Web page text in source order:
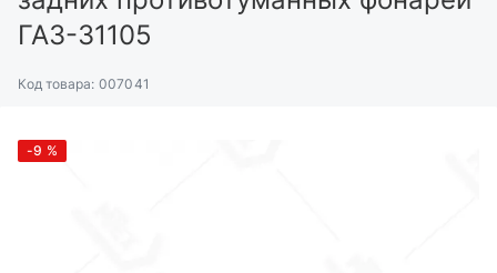
ГАЗ-31105
Код товара: 007041
-9 %